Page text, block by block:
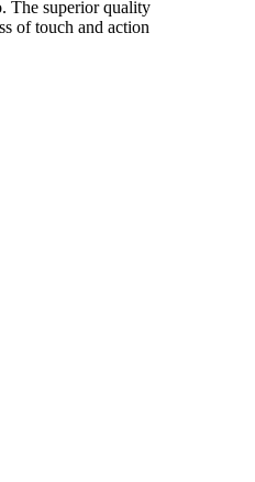
The superior quality
of touch and action